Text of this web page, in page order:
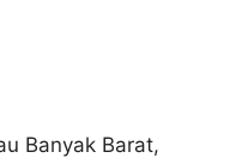
Banyak Barat,